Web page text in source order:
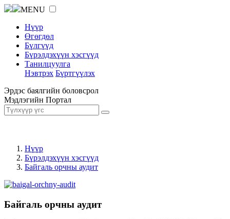
MENU
Нүүр
Өгөгдөл
Бүлгүүд
Бүрэлдэхүүн хэсгүүд
Танилцуулга
Нэвтрэх Бүртгүүлэх
Эрдэс баялгийн боловсрол
Мэдлэгийн Портал
Нүүр
Бүрэлдэхүүн хэсгүүд
Байгаль орчны аудит
Байгаль орчны аудит